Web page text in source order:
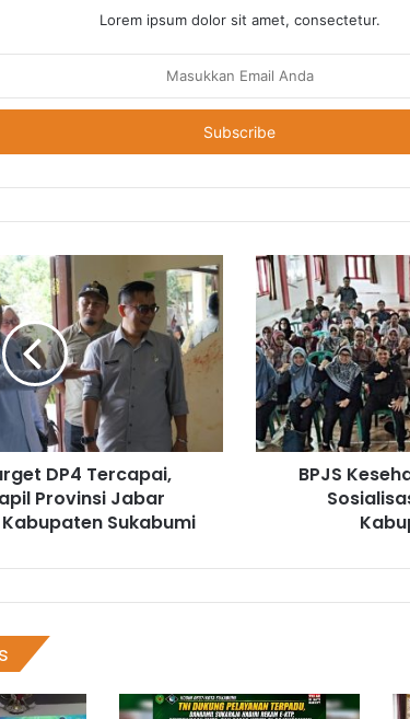
Lorem ipsum dolor sit amet, consectetur.
DP4 Tercapai,
Provinsi Jabar
Sukabumi
BPJS